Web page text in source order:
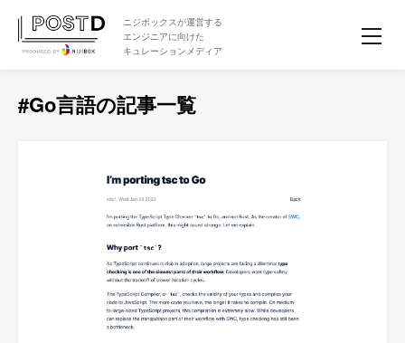
ニジボックスが運営する
エンジニアに向けた
キュレーションメディア
#Go言語の記事一覧